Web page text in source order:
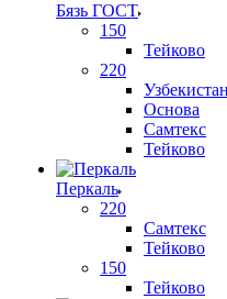
Бязь ГОСТ
150
Тейково
220
Узбекистан
Основа
Самтекс
Тейково
Перкаль
220
Самтекс
Тейково
150
Тейково